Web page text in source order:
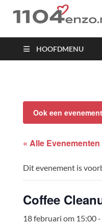
1104 en
HOOFDMENU
Ook een
« Alle Evenementen
Dit evenement is
Coffee
18 februari om 15:00-